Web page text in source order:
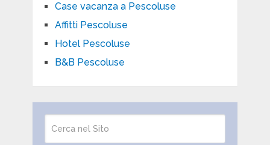
Case vacanza a Pescoluse
Affitti Pescoluse
Hotel Pescoluse
B&B Pescoluse